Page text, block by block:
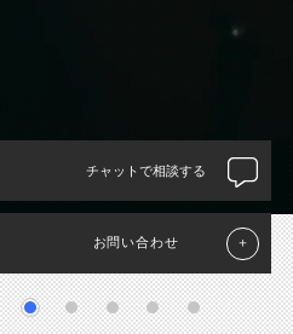
チャットで相談する
お問い合わせ ＋